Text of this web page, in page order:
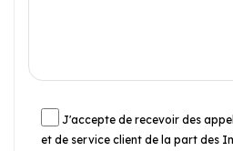
J'accepte de recevoir des
et de service client de la part des